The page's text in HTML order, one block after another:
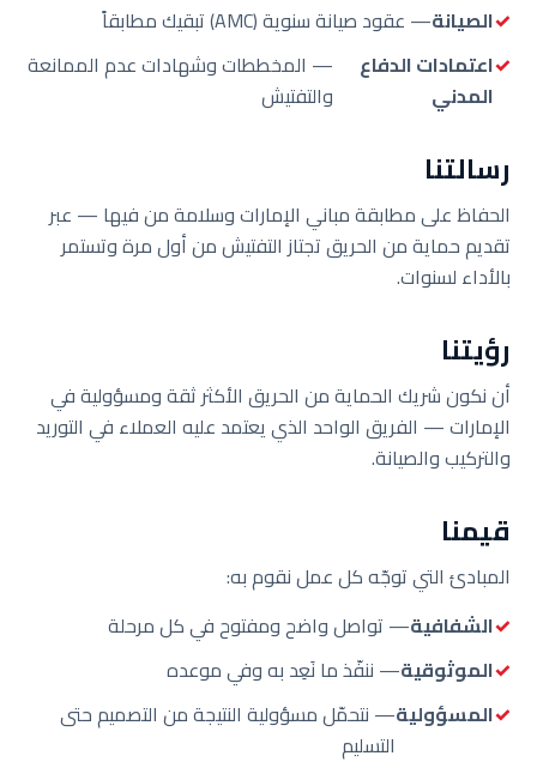
الصيانة— عقود صيانة سنوية (AMC) تبقيك مطابقاً
اعتمادات الدفاع
المدني
— المخططات وشهادات عدم الممانعة
والتفتيش
رسالتنا
الحفاظ على مطابقة مباني الإمارات وسلامة من فيها — عبر
تقديم حماية من الحريق تجتاز التفتيش من أول مرة وتستمر
بالأداء لسنوات.
رؤيتنا
أن نكون شريك الحماية من الحريق الأكثر ثقة ومسؤولية في
الإمارات — الفريق الواحد الذي يعتمد عليه العملاء في التوريد
والتركيب والصيانة.
قيمنا
المبادئ التي توجّه كل عمل نقوم به:
الشفافية— تواصل واضح ومفتوح في كل مرحلة
الموثوقية— ننفّذ ما نَعِد به وفي موعده
المسؤولية— نتحمّل مسؤولية النتيجة من التصميم حتى
التسليم